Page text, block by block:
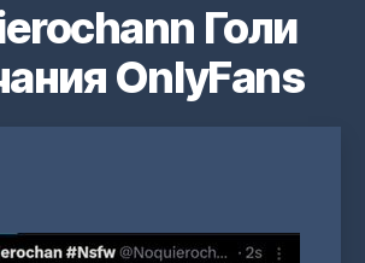
Голи
OnlyFans